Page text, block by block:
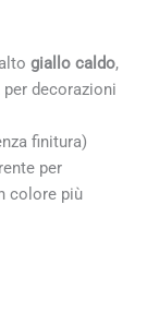
giallo caldo,
decorazioni
finitura)
per
colore più